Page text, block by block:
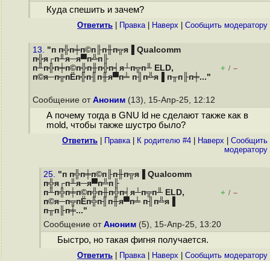
Куда спешить и зачем?
Ответить Правка| Наверх Cообщить модератору
13. "п п╬п╪п©п╟п╫п╦я▐ Qualcomm
п╬я┌п╨я─я▀п╩п╟
п╨п╬п╪п©п╬п╫п╬п╡я┴п╦п╨ ELD,
п©я─п╦пЁп╬п╢п╫я▀п╧ п╢п╩я▐ п╥п╟п╪..."
+ / –
Сообщение от Аноним (13), 15-Апр-25, 12:12
А почему тогда в GNU ld не сделают также как в
mold, чтобы также шустро было?
Ответить Правка| К родителю #4 Наверх
Cообщить
модератору
25. "п п╬п╪п©п╟п╫п╦я▐ Qualcomm
п╬я┌п╨я─я▀п╩п╟
п╨п╬п╪п©п╬п╫п╬п╡я┴п╦п╨ ELD,
п©я─п╦пЁп╬п╢п╫я▀п╧ п╢п╩я▐
п╥п╟п╪..."
+ / –
Сообщение от Аноним (5), 15-Апр-25, 13:20
Быстро, но такая фигня получается.
Ответить Правка| Наверх Cообщить модератору